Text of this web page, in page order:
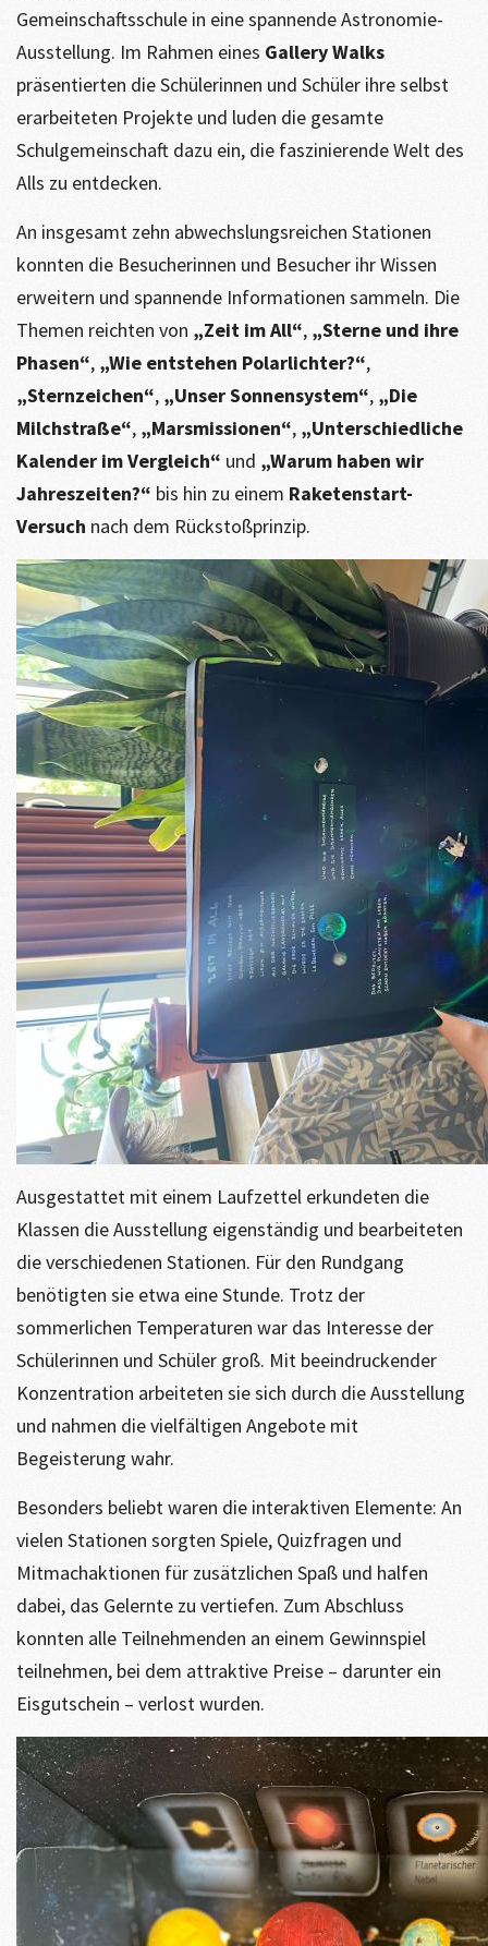
Gemeinschaftsschule in eine spannende Astronomie-
Ausstellung. Im Rahmen eines Gallery Walks
präsentierten die Schülerinnen und Schüler ihre selbst
erarbeiteten Projekte und luden die gesamte
Schulgemeinschaft dazu ein, die faszinierende Welt des
Alls zu entdecken.
An insgesamt zehn abwechslungsreichen Stationen
konnten die Besucherinnen und Besucher ihr Wissen
erweitern und spannende Informationen sammeln. Die
Themen reichten von „Zeit im All“, „Sterne und ihre
Phasen“, „Wie entstehen Polarlichter?“,
„Sternzeichen“, „Unser Sonnensystem“, „Die
Milchstraße“, „Marsmissionen“, „Unterschiedliche
Kalender im Vergleich“ und „Warum haben wir
Jahreszeiten?“ bis hin zu einem Raketenstart-
Versuch nach dem Rückstoßprinzip.
Ausgestattet mit einem Laufzettel erkundeten die
Klassen die Ausstellung eigenständig und bearbeiteten
die verschiedenen Stationen. Für den Rundgang
benötigten sie etwa eine Stunde. Trotz der
sommerlichen Temperaturen war das Interesse der
Schülerinnen und Schüler groß. Mit beeindruckender
Konzentration arbeiteten sie sich durch die Ausstellung
und nahmen die vielfältigen Angebote mit
Begeisterung wahr.
Besonders beliebt waren die interaktiven Elemente: An
vielen Stationen sorgten Spiele, Quizfragen und
Mitmachaktionen für zusätzlichen Spaß und halfen
dabei, das Gelernte zu vertiefen. Zum Abschluss
konnten alle Teilnehmenden an einem Gewinnspiel
teilnehmen, bei dem attraktive Preise – darunter ein
Eisgutschein – verlost wurden.